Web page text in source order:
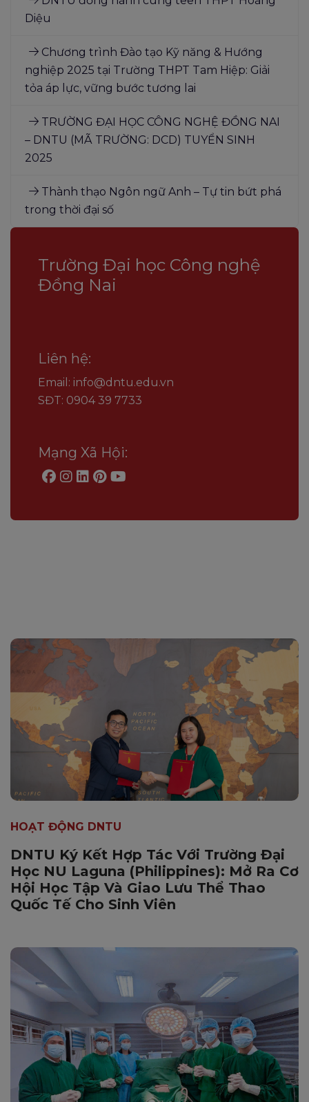
Diệu
Chương trình Đào tạo Kỹ năng & Hướng
nghiệp 2025 tại Trường THPT Tam Hiệp: Giải
tỏa áp lực, vững bước tương lai
TRƯỜNG ĐẠI HỌC CÔNG NGHỆ ĐỒNG NAI
– DNTU (MÃ TRƯỜNG: DCD) TUYỂN SINH
2025
Thành thạo Ngôn ngữ Anh – Tự tin bứt phá
trong thời đại số
Trường Đại học Công nghệ
Đồng Nai
Liên hệ:
Email: info@dntu.edu.vn
SĐT: 0904 39 7733
Mạng Xã Hội:
HOẠT ĐỘNG DNTU
DNTU Ký Kết Hợp Tác Với Trường Đại
Học NU Laguna (Philippines): Mở Ra Cơ
Hội Học Tập Và Giao Lưu Thể Thao
Quốc Tế Cho Sinh Viên